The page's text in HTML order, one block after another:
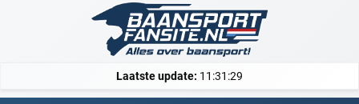
Laatste update: 11:31:29